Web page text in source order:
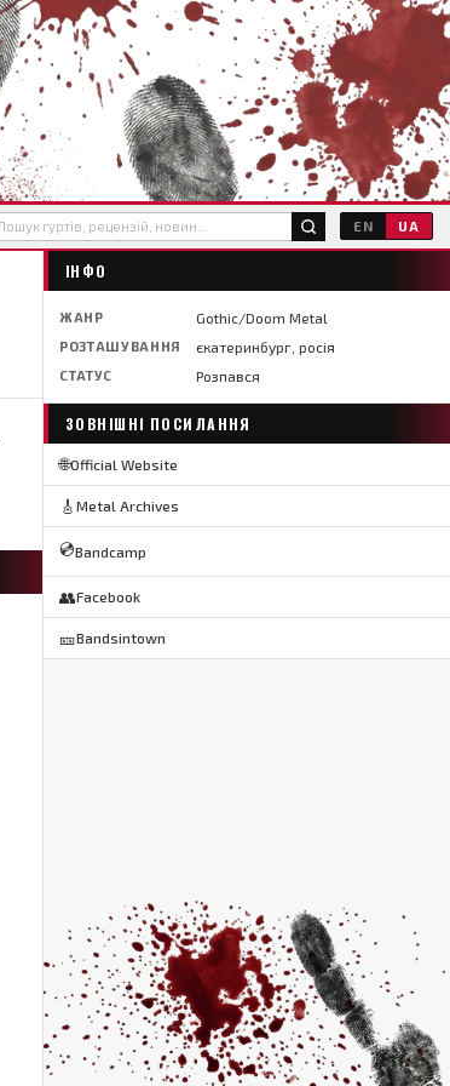
EN UA
ІНФО
ЖАНР Gothic/Doom Metal
РОЗТАШУВАННЯ єкатеринбург, росія
СТАТУС Розпався
ЗОВНІШНІ ПОСИЛАННЯ
🌐Official Website
🎸 Metal Archives
💿Bandcamp
👥Facebook
🎫Bandsintown